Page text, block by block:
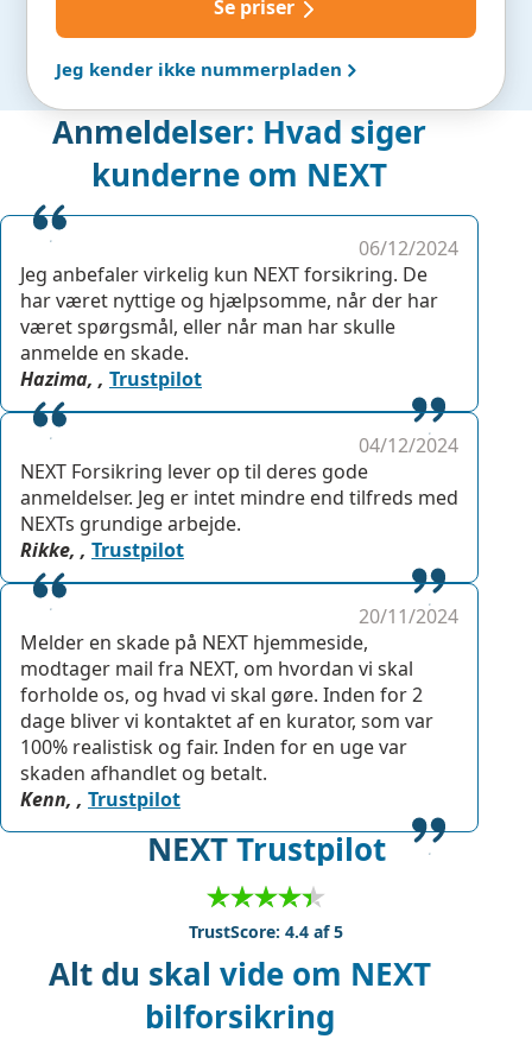
Se priser
Jeg kender ikke nummerpladen
Anmeldelser: Hvad siger
kunderne om NEXT
06/12/2024
Jeg anbefaler virkelig kun NEXT forsikring. De
har været nyttige og hjælpsomme, når der har
været spørgsmål, eller når man har skulle
anmelde en skade.
Hazima, , Trustpilot
04/12/2024
NEXT Forsikring lever op til deres gode
anmeldelser. Jeg er intet mindre end tilfreds med
NEXTs grundige arbejde.
Rikke, , Trustpilot
20/11/2024
Melder en skade på NEXT hjemmeside,
modtager mail fra NEXT, om hvordan vi skal
forholde os, og hvad vi skal gøre. Inden for 2
dage bliver vi kontaktet af en kurator, som var
100% realistisk og fair. Inden for en uge var
skaden afhandlet og betalt.
Kenn, , Trustpilot
NEXT Trustpilot
TrustScore: 4.4 af 5
Alt du skal vide om NEXT
bilforsikring